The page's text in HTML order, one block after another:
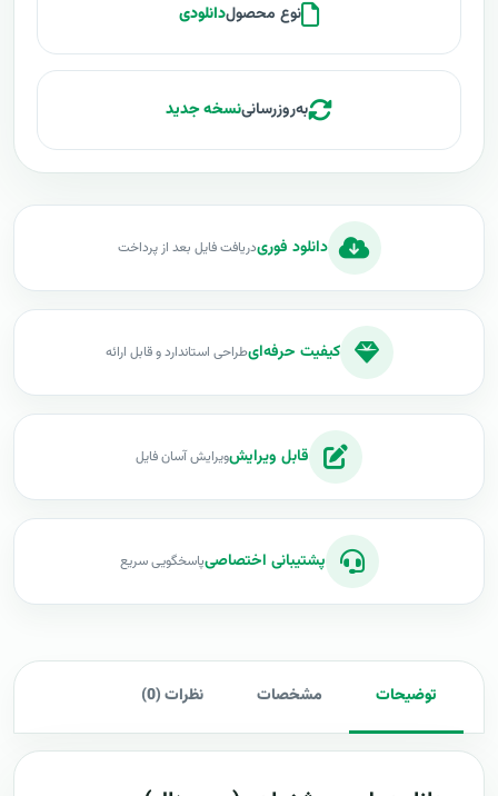
نوع محصولدانلودی
به‌روزرسانینسخه جدید
دانلود فوریدریافت فایل بعد از پرداخت
کیفیت حرفه‌ایطراحی استاندارد و قابل ارائه
قابل ویرایشویرایش آسان فایل
پشتیبانی اختصاصیپاسخگویی سریع
توضیحات مشخصات نظرات (0)